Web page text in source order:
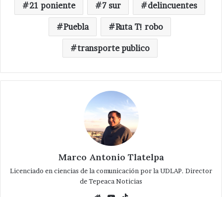
21 poniente 7 sur delincuentes
Puebla Ruta T! robo
transporte publico
Marco Antonio Tlatelpa
Licenciado en ciencias de la comunicación por la UDLAP. Director
de Tepeaca Noticias